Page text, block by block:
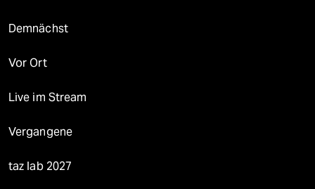
Demnächst
Vor Ort
Live im Stream
Vergangene
taz lab 2027